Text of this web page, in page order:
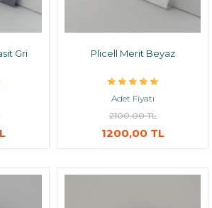
Gri Plicell Merit Beyaz
Adet Fiyatı
2100,00 TL
1200,00 TL